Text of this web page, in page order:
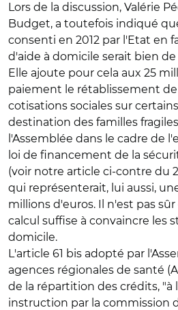
Lors de la discussion, Valérie
Budget, a toutefois indiqué
consenti en 2012 par l'Etat en
d'aide à domicile serait bien
Elle ajoute pour cela aux 25
paiement le rétablissement
cotisations sociales sur
destination des familles
l'Assemblée dans le cadre de
loi de financement de la
(voir notre article ci-contre du
qui représenterait, lui aussi,
millions d'euros. Il n'est pas
calcul suffise à convaincre les
domicile.
L'article 61 bis adopté par
agences régionales de santé
de la répartition des crédits, "à
instruction par la commission